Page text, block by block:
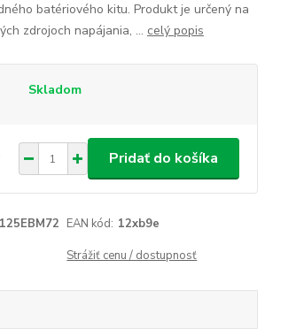
batériového kitu. Produkt je určený na
zdrojoch napájania, ... celý popis
Skladom
Pridať do košíka
EAN kód: 12xb9e
Strážiť cenu / dostupnosť